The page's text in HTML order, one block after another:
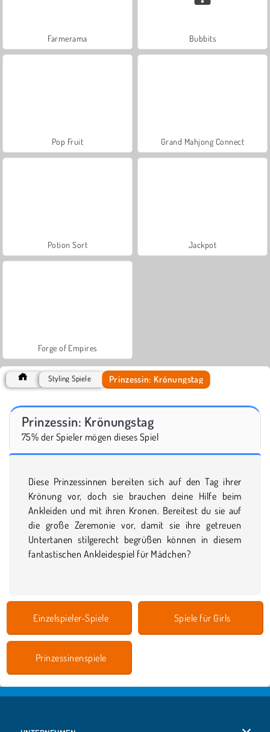
Farmerama Bubbits
Pop Fruit Grand Mahjong Connect
Potion Sort Jackpot
Forge of Empires
Styling Spiele Prinzessin: Krönungstag
Prinzessin: Krönungstag
75% der Spieler mögen dieses Spiel
Diese Prinzessinnen bereiten sich auf den Tag ihrer
Krönung vor, doch sie brauchen deine Hilfe beim
Ankleiden und mit ihren Kronen. Bereitest du sie auf
die große Zeremonie vor, damit sie ihre getreuen
Untertanen stilgerecht begrüßen können in diesem
fantastischen Ankleidespiel für Mädchen?
Einzelspieler-Spiele Spiele für Girls
Prinzessinenspiele